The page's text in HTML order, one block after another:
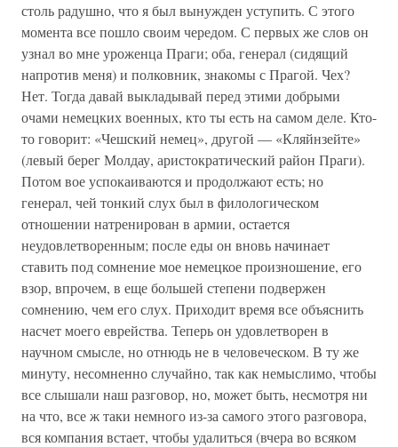
столь радушно, что я был вынужден уступить. С этого
момента все пошло своим чередом. С первых же слов он
узнал во мне уроженца Праги; оба, генерал (сидящий
напротив меня) и полковник, знакомы с Прагой. Чех?
Нет. Тогда давай выкладывай перед этими добрыми
очами немецких военных, кто ты есть на самом деле. Кто-
то говорит: «Чешский немец», другой — «Кляйнзейте»
(левый берег Молдау, аристократический район Праги).
Потом вое успокаиваются и продолжают есть; но
генерал, чей тонкий слух был в филологическом
отношении натренирован в армии, остается
неудовлетворенным; после еды он вновь начинает
ставить под сомнение мое немецкое произношение, его
взор, впрочем, в еще большей степени подвержен
сомнению, чем его слух. Приходит время все объяснить
насчет моего еврейства. Теперь он удовлетворен в
научном смысле, но отнюдь не в человеческом. В ту же
минуту, несомненно случайно, так как немыслимо, чтобы
все слышали наш разговор, но, может быть, несмотря ни
на что, все ж таки немного из-за самого этого разговора,
вся компания встает, чтобы удалиться (вчера во всяком